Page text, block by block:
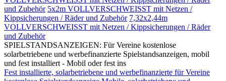
und Zubehör 5x2m VOLLVERSCHWEISST mit Netzen /
Kippsicherungen / Räder und Zubehör 7,32x2,44m
VOLLVERSCHWEISST mit Netzen / Kippsicherungen / Räder
und Zubehör
SPIELSTANDSANZEIGEN: Für Vereine kostenlose
solarbetriebene und werbefinanzierte Spielstandsanzeigen, mobil
und fest installiert - Mobil oder fest ins
Fest installierte, solarbetriebene und werbefinanzierte für Vereine